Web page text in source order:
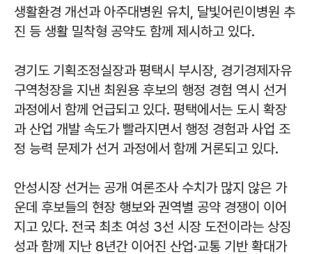
생활환경 개선과 아주대병원 유치, 달빛어린이병원 추
진 등 생활 밀착형 공약도 함께 제시하고 있다.
경기도 기획조정실장과 평택시 부시장, 경기경제자유
구역청장을 지낸 최원용 후보의 행정 경험 역시 선거
과정에서 함께 언급되고 있다. 평택에서는 도시 확장
과 산업 개발 속도가 빨라지면서 행정 경험과 사업 조
정 능력 문제가 선거 과정에서 함께 거론되고 있다.
안성시장 선거는 공개 여론조사 수치가 많지 않은 가
운데 후보들의 현장 행보와 권역별 공약 경쟁이 이어
지고 있다. 전국 최초 여성 3선 시장 도전이라는 상징
성과 함께 지난 8년간 이어진 산업·교통 기반 확대가